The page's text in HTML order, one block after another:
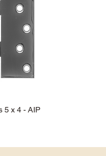
5 x 4 - AIP